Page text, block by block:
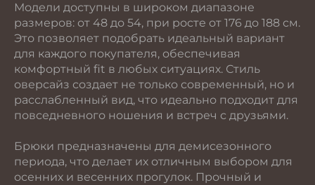
Модели доступны в широком диапазоне
размеров: от 48 до 54, при росте от 176 до 188 см.
Это позволяет подобрать идеальный вариант
для каждого покупателя, обеспечивая
комфортный fit в любых ситуациях. Стиль
оверсайз создает не только современный, но и
расслабленный вид, что идеально подходит для
повседневного ношения и встреч с друзьями.
Брюки предназначены для демисезонного
периода, что делает их отличным выбором для
осенних и весенних прогулок. Прочный и